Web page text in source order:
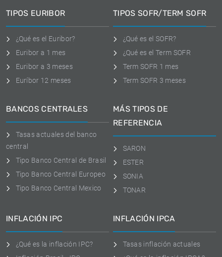
TIPOS EURIBOR
¿Qué es el Euribor?
Euribor a 1 mes
Euribor a 3 meses
Euríbor 12 meses
TIPOS SOFR/TERM SOFR
¿Qué es el SOFR?
¿Qué es el Term SOFR
Term SOFR 1 mes
Term SOFR 3 meses
BANCOS CENTRALES
Tasas actuales del banco
central
Tipo Banco Central de Brasil
Tipo Banco Central Europeo
Tipo Banco Central Mexico
MÁS TIPOS DE
REFERENCIA
SARON
ESTER
SONIA
TONAR
INFLACIÓN IPC
¿Qué es la inflación IPC?
INFLACIÓN IPCA
Tasas inflación actuales